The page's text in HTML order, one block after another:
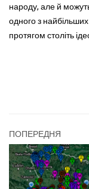
народу, але й
одного з
протягом століть
ПОПЕРЕДНЯ